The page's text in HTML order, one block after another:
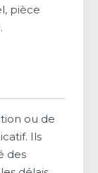
pièce
ou de
Ils
des